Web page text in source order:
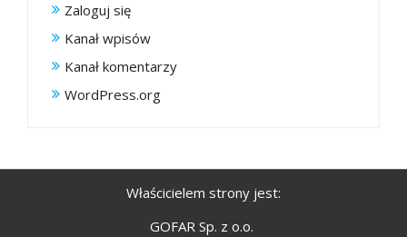
Zaloguj się
Kanał wpisów
Kanał komentarzy
WordPress.org
Właścicielem strony jest:
GOFAR Sp. z o.o.